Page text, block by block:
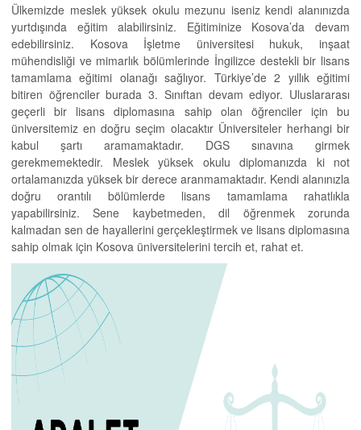
Ülkemizde meslek yüksek okulu mezunu iseniz kendi alanınızda
yurtdışında eğitim alabilirsiniz. Eğitiminize Kosova’da devam
edebilirsiniz. Kosova İşletme üniversitesi hukuk, inşaat
mühendisliği ve mimarlık bölümlerinde İngilizce destekli bir lisans
tamamlama eğitimi olanağı sağlıyor. Türkiye’de 2 yıllık eğitimi
bitiren öğrenciler burada 3. Sınıftan devam ediyor. Uluslararası
geçerli bir lisans diplomasına sahip olan öğrenciler için bu
üniversitemiz en doğru seçim olacaktır Üniversiteler herhangi bir
kabul şartı aramamaktadır. DGS sınavına girmek
gerekmemektedir. Meslek yüksek okulu diplomanızda ki not
ortalamanızda yüksek bir derece aranmamaktadır. Kendi alanınızla
doğru orantılı bölümlerde lisans tamamlama rahatlıkla
yapabilirsiniz. Sene kaybetmeden, dil öğrenmek zorunda
kalmadan sen de hayallerini gerçekleştirmek ve lisans diplomasına
sahip olmak için Kosova üniversitelerini tercih et, rahat et.